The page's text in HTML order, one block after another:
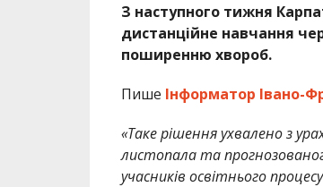
З наступного тижня
дистанційне навчання
поширенню хвороб.
Пише Інформатор Івано-
«Таке рішення ухвалено з
листопала та
учасників освітнього